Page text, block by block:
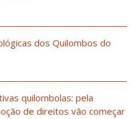
dos Quilombos do
quilombolas: pela
de direitos vão começar